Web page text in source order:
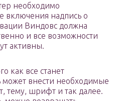
необходимо
включения надпись о
Виндовс должна
и все возможности
активны.
как все станет
может внести необходимые
тему, шрифт и так далее.